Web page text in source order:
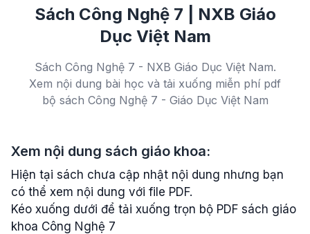
Sách Công Nghệ 7 | NXB Giáo
Dục Việt Nam
Sách Công Nghệ 7 - NXB Giáo Dục Việt Nam.
Xem nội dung bài học và tải xuống miễn phí pdf
bộ sách Công Nghệ 7 - Giáo Dục Việt Nam
Xem nội dung sách giáo khoa:
Hiện tại sách chưa cập nhật nội dung nhưng bạn
có thể xem nội dung với file PDF.
Kéo xuống dưới để tải xuống trọn bộ PDF sách giáo
khoa Công Nghệ 7